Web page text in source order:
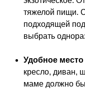
тяжелой пищи.
подходящей
выбрать
Удобное
кресло, диван,
маме должно